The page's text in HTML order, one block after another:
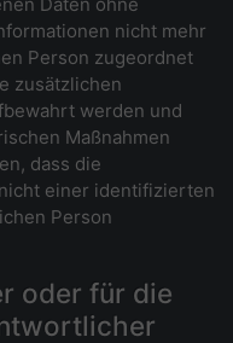
nicht mehr
Person zugeordnet
zusätzlichen
werden und
Maßnahmen
dass die
einer identifizierten
Person
oder für die